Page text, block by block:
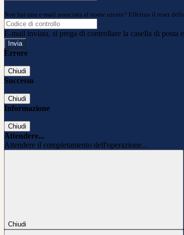
Non hai una e-mail associata al nome utente? Effettua il reset
E-mail inviata, si prega di controllare la casella di posta
Errore
Chiudi
Successo
Chiudi
Informazione
Chiudi
Attendere...
Attendere il completamento dell'operazione...
Chiudi